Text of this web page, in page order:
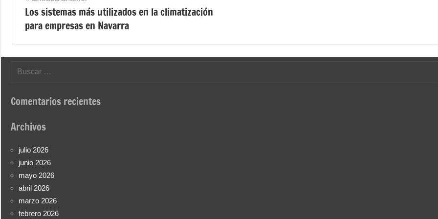
de
entradas
Los sistemas más utilizados en la climatización
para empresas en Navarra
Buscar:
Comentarios recientes
Archivos
julio 2026
junio 2026
mayo 2026
abril 2026
marzo 2026
febrero 2026